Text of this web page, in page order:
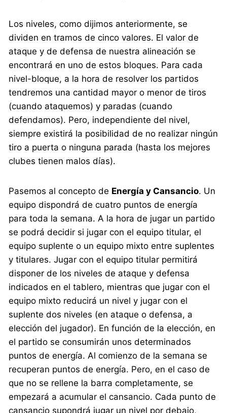
Los niveles, como dijimos anteriormente, se
dividen en tramos de cinco valores. El valor de
ataque y de defensa de nuestra alineación se
encontrará en uno de estos bloques. Para cada
nivel-bloque, a la hora de resolver los partidos
tendremos una cantidad mayor o menor de tiros
(cuando ataquemos) y paradas (cuando
defendamos). Pero, independiente del nivel,
siempre existirá la posibilidad de no realizar ningún
tiro a puerta o ninguna parada (hasta los mejores
clubes tienen malos días).
Pasemos al concepto de Energía y Cansancio. Un
equipo dispondrá de cuatro puntos de energía
para toda la semana. A la hora de jugar un partido
se podrá decidir si jugar con el equipo titular, el
equipo suplente o un equipo mixto entre suplentes
y titulares. Jugar con el equipo titular permitirá
disponer de los niveles de ataque y defensa
indicados en el tablero, mientras que jugar con el
equipo mixto reducirá un nivel y jugar con el
suplente dos niveles (en ataque o defensa, a
elección del jugador). En función de la elección, en
el partido se consumirán unos determinados
puntos de energía. Al comienzo de la semana se
recuperan puntos de energía. Pero, en el caso de
que no se rellene la barra completamente, se
empezará a acumular el cansancio. Cada punto de
cansancio supondrá jugar un nivel por debajo,